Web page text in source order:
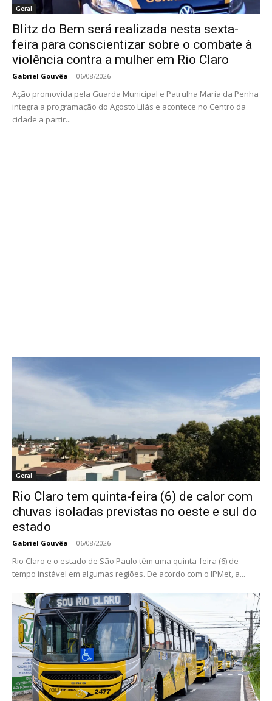
Geral
Blitz do Bem será realizada nesta sexta-
feira para conscientizar sobre o combate à
violência contra a mulher em Rio Claro
Gabriel Gouvêa - 06/08/2026
Ação promovida pela Guarda Municipal e Patrulha Maria da Penha
integra a programação do Agosto Lilás e acontece no Centro da
cidade a partir...
Geral
Rio Claro tem quinta-feira (6) de calor com
chuvas isoladas previstas no oeste e sul do
estado
Gabriel Gouvêa - 06/08/2026
Rio Claro e o estado de São Paulo têm uma quinta-feira (6) de
tempo instável em algumas regiões. De acordo com o IPMet, a...